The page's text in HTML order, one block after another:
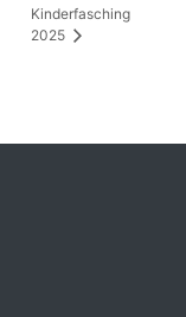
Kinderfasching
2025